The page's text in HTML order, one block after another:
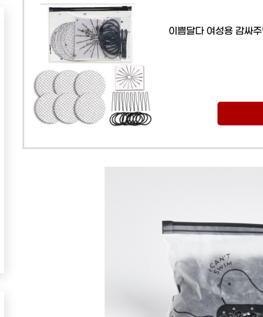
이쁨달다 여성용 감싸